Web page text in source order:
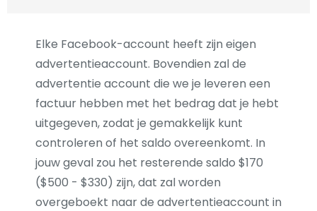
Elke Facebook-account heeft zijn eigen
advertentieaccount. Bovendien zal de
advertentie account die we je leveren een
factuur hebben met het bedrag dat je hebt
uitgegeven, zodat je gemakkelijk kunt
controleren of het saldo overeenkomt. In
jouw geval zou het resterende saldo $170
($500 - $330) zijn, dat zal worden
overgeboekt naar de advertentieaccount in